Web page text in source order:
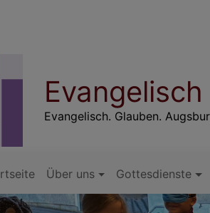
Evangelisch. Glauben.
Über uns Gottesdienste